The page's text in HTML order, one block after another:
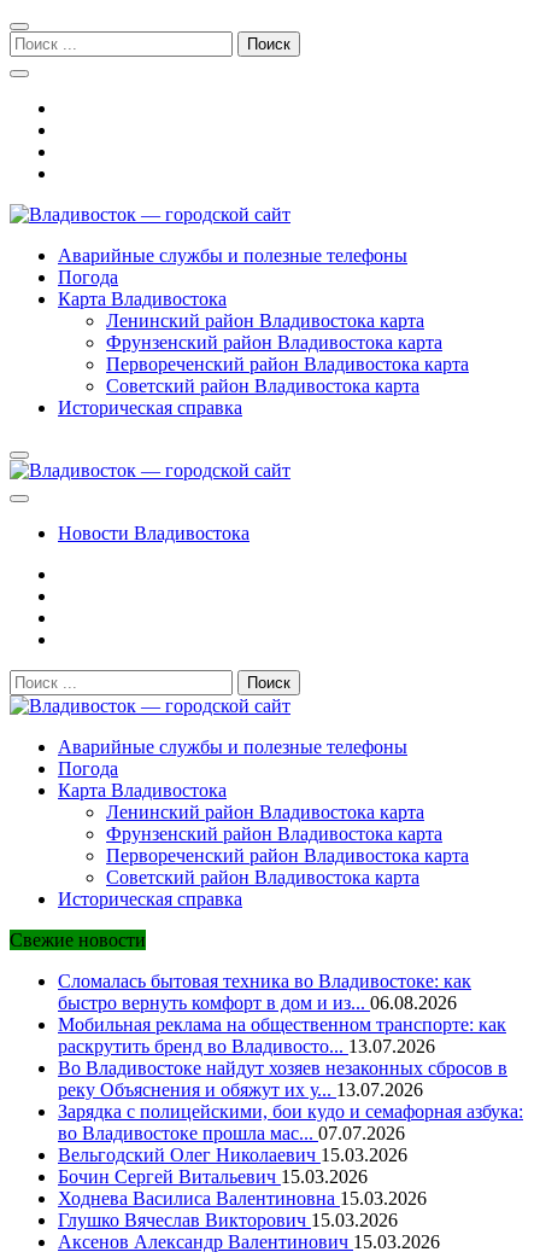
Перейти
к
навигации
Перейти
к
содержимому
Поиск:
Владивосток — городской сайт
Аварийные службы и полезные телефоны
Погода
Карта Владивостока
Ленинский район Владивостока карта
Фрунзенский район Владивостока карта
Первореченский район Владивостока карта
Советский район Владивостока карта
Историческая справка
Новости Владивостока
Поиск:
Владивосток — городской сайт
Аварийные службы и полезные телефоны
Погода
Карта Владивостока
Ленинский район Владивостока карта
Фрунзенский район Владивостока карта
Первореченский район Владивостока карта
Советский район Владивостока карта
Историческая справка
Свежие новости
Сломалась бытовая техника во Владивостоке: как
быстро вернуть комфорт в дом и из... 06.08.2026
Мобильная реклама на общественном транспорте: как
раскрутить бренд во Владивосто... 13.07.2026
Во Владивостоке найдут хозяев незаконных сбросов в
реку Объяснения и обяжут их у... 13.07.2026
Зарядка с полицейскими, бои кудо и семафорная азбука:
во Владивостоке прошла мас... 07.07.2026
Вельгодский Олег Николаевич 15.03.2026
Бочин Сергей Витальевич 15.03.2026
Ходнева Василиса Валентиновна 15.03.2026
Глушко Вячеслав Викторович 15.03.2026
Аксенов Александр Валентинович 15.03.2026